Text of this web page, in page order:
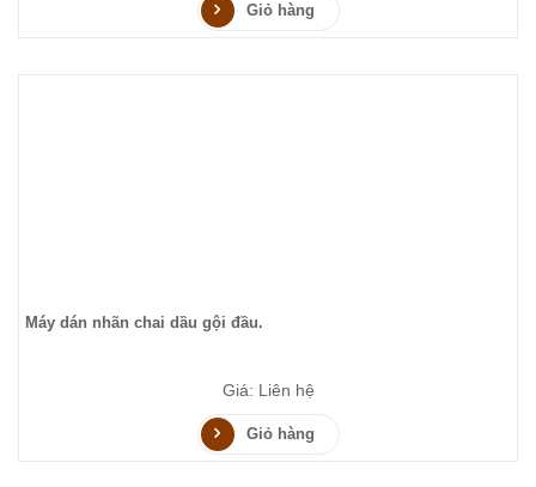
Giỏ hàng
Máy dán nhãn chai dầu gội đầu.
Giá: Liên hệ
Giỏ hàng